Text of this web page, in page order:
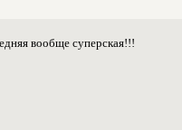
вообще суперская!!!